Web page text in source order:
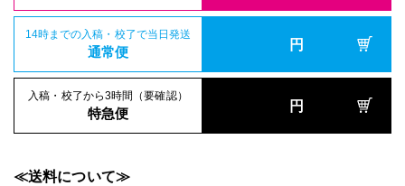
14時までの入稿・校了で当日発送
通常便 円
入稿・校了から3時間（要確認）
特急便 円
≪送料について≫